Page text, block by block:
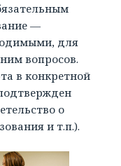
—
для
вопросов.
в конкретной
о
и т.п.).